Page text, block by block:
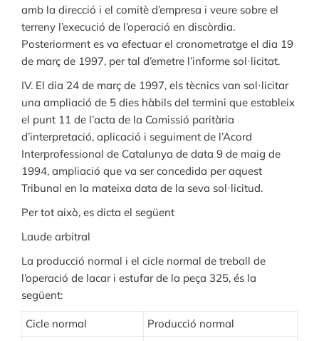
amb la direcció i el comitè d’empresa i veure sobre el
terreny l’execució de l’operació en discòrdia.
Posteriorment es va efectuar el cronometratge el dia 19
de març de 1997, per tal d’emetre l’informe sol·licitat.
IV. El dia 24 de març de 1997, els tècnics van sol·licitar
una ampliació de 5 dies hàbils del termini que estableix
el punt 11 de l’acta de la Comissió paritària
d’interpretació, aplicació i seguiment de l’Acord
Interprofessional de Catalunya de data 9 de maig de
1994, ampliació que va ser concedida per aquest
Tribunal en la mateixa data de la seva sol·licitud.
Per tot això, es dicta el següent
Laude arbitral
La producció normal i el cicle normal de treball de
l’operació de lacar i estufar de la peça 325, és la
següent:
Cicle normal
Producció normal